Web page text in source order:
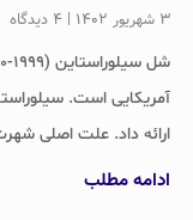
۳ شهریور ۱۴۰۲
آمریکایی است.
ارائه داد. علت اصلی
ادامه مطلب